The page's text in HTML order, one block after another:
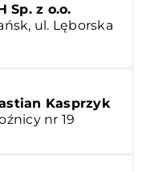
Sp. z o.o.
ul. Lęborska
Kasprzyk
nr 19